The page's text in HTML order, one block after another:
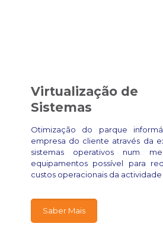
Virtualização de
Sistemas
Otimização do parque
empresa do cliente através da
sistemas operativos num
equipamentos possível para
custos operacionais da actividade
Saber Mais